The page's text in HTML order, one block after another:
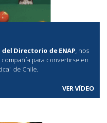
Directorio de ENAP , nos
para convertirse en
de Chile.
VER VÍDEO